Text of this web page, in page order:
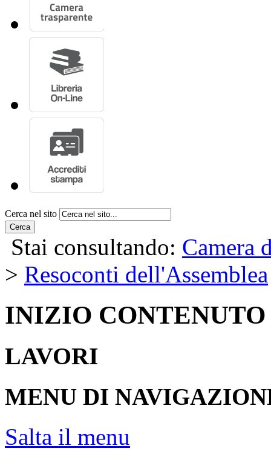
Cerca nel sito
Cerca
Stai consultando: Camera
> Resoconti dell'Assemblea
INIZIO CONTENUTO
LAVORI
MENU DI
Salta il menu